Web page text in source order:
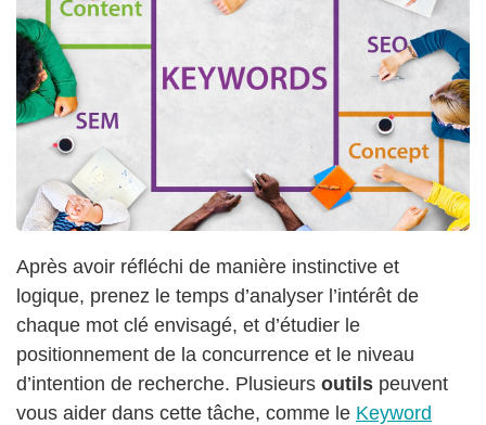
Après avoir réfléchi de manière instinctive et
logique, prenez le temps d’analyser l’intérêt de
chaque mot clé envisagé, et d’étudier le
positionnement de la concurrence et le niveau
d’intention de recherche. Plusieurs outils peuvent
vous aider dans cette tâche, comme le Keyword